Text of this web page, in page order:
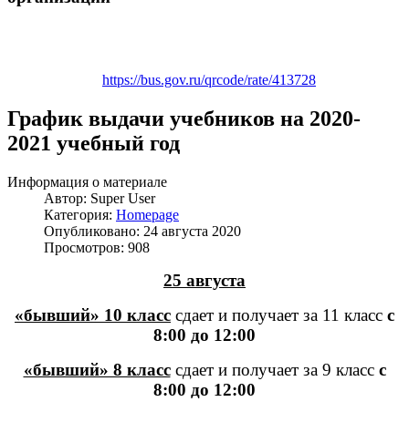
https://bus.gov.ru/qrcode/rate/413728
График выдачи учебников на 2020-
2021 учебный год
Информация о материале
Автор: Super User
Категория: Homepage
Опубликовано: 24 августа 2020
Просмотров: 908
25 августа
«бывший» 10 класс сдает и получает за 11 класс с
8:00 до 12:00
«бывший» 8 класссдает и получает за 9 класс с
8:00 до 12:00